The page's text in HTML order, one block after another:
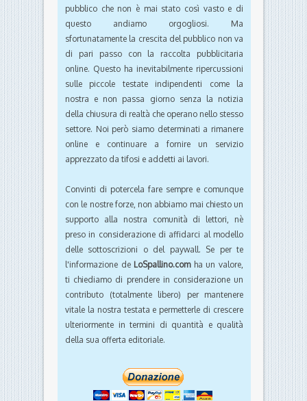
pubblico che non è mai stato così vasto e di
questo andiamo orgogliosi. Ma
sfortunatamente la crescita del pubblico non va
di pari passo con la raccolta pubblicitaria
online. Questo ha inevitabilmente ripercussioni
sulle piccole testate indipendenti come la
nostra e non passa giorno senza la notizia
della chiusura di realtà che operano nello stesso
settore. Noi però siamo determinati a rimanere
online e continuare a fornire un servizio
apprezzato da tifosi e addetti ai lavori.
Convinti di potercela fare sempre e comunque
con le nostre forze, non abbiamo mai chiesto un
supporto alla nostra comunità di lettori, nè
preso in considerazione di affidarci al modello
delle sottoscrizioni o del paywall. Se per te
l'informazione de LoSpallino.comha un valore,
ti chiediamo di prendere in considerazione un
contributo (totalmente libero) per mantenere
vitale la nostra testata e permetterle di crescere
ulteriormente in termini di quantità e qualità
della sua offerta editoriale.